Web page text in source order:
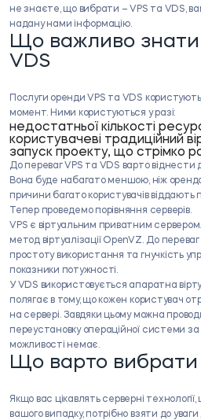
не знаєте, що вибрати – VPS та VDS,
надану нами інформацію.
Що важливо знати
VDS
Послуги оренди VPS та VDS
момент. Ними користуються у разі:
недостатньої кількості
користувачеві традиційний
запуск проекту, що стрімко
До переваг VPS та VDS варто віднести
Вона буде набагато меншою, ніж оренда
причини багато користувачів віддають
Тепер проведемо порівняння серверів.
VPS є віртуальним приватним
метод віртуалізації OpenVZ. До
простоту використання та гнучкість
показники потужності.
У VDS використовується апаратна
полягає в тому, що кожен користувач
на сервері. Завдяки цьому можна
переустановку операційної системи за
можливості немає.
Що варто вибрати
Якщо вас цікавлять серверні
вашого випадку, потрібно взяти до